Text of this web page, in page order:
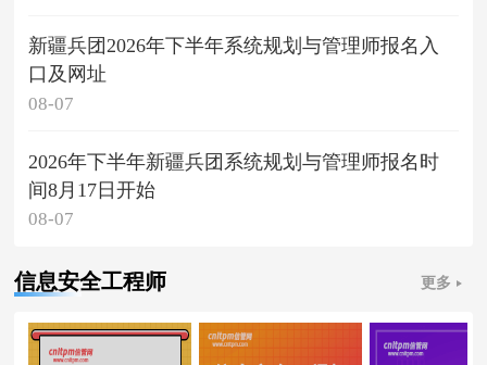
新疆兵团2026年下半年系统规划与管理师报名入
口及网址
08-07
2026年下半年新疆兵团系统规划与管理师报名时
间8月17日开始
08-07
信息安全工程师 更多